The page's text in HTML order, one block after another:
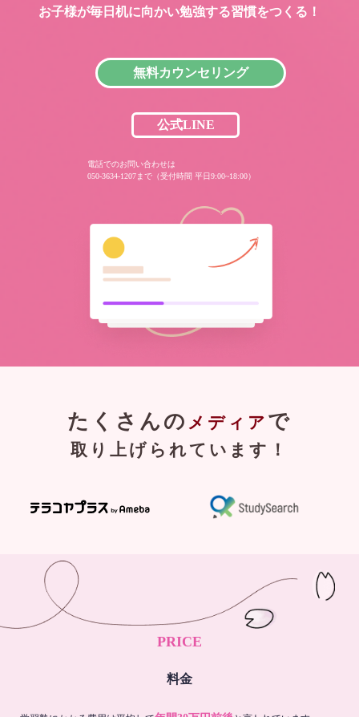
お子様が毎日机に向かい勉強する習慣をつくる！
無料カウンセリング
公式LINE
電話でのお問い合わせは
050-3634-1207まで（受付時間 平日9:00~18:00）
たくさんの メディア で
取り上げられています！
PRICE
料金